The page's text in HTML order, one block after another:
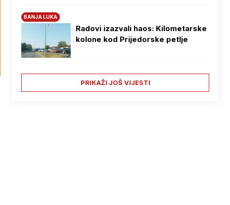
BANJA LUKA
Radovi izazvali haos: Kilometarske
kolone kod Prijedorske petlje
PRIKAŽI JOŠ VIJESTI